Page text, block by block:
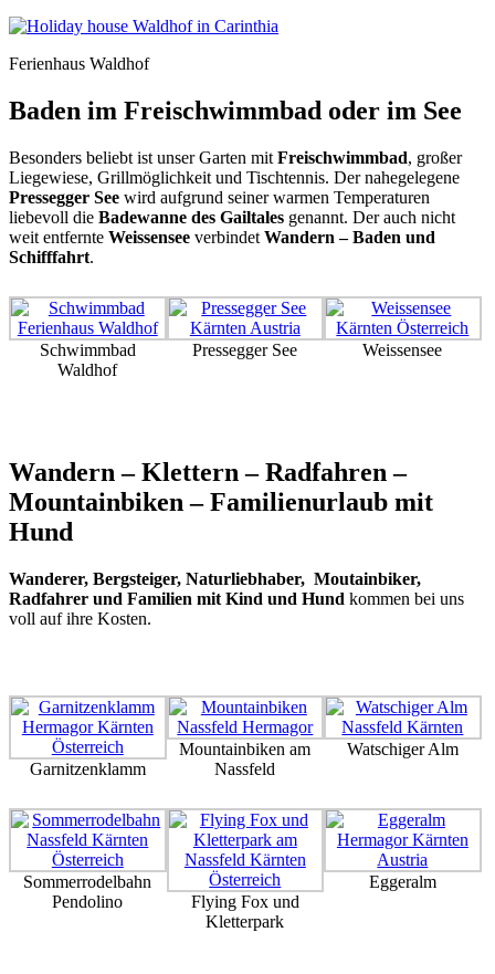
Ferienhaus Waldhof
Baden im Freischwimmbad oder im See
Besonders beliebt ist unser Garten mit Freischwimmbad, großer
Liegewiese, Grillmöglichkeit und Tischtennis. Der nahegelegene
Pressegger See wird aufgrund seiner warmen Temperaturen
liebevoll die Badewanne des Gailtales genannt. Der auch nicht
weit entfernte Weissensee verbindet Wandern – Baden und
Schifffahrt.
Schwimmbad
Waldhof
Pressegger See Weissensee
Wandern – Klettern – Radfahren –
Mountainbiken – Familienurlaub mit
Hund
Wanderer, Bergsteiger, Naturliebhaber, Moutainbiker,
Radfahrer und Familien mit Kind und Hund kommen bei uns
voll auf ihre Kosten.
Garnitzenklamm
Mountainbiken am
Nassfeld
Watschiger Alm
Sommerrodelbahn
Pendolino
Flying Fox und
Kletterpark
Eggeralm